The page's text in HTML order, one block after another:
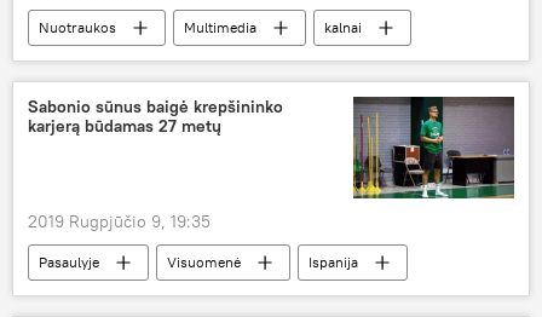
Nuotraukos Multimedia
kalnai
alpinistas
Sabonio sūnus baigė krepšininko
karjerą būdamas 27 metų
2019 Rugpjūčio 9, 19:35
Pasaulyje Visuomenė
Ispanija
Kauno "Žalgiris"
treneris